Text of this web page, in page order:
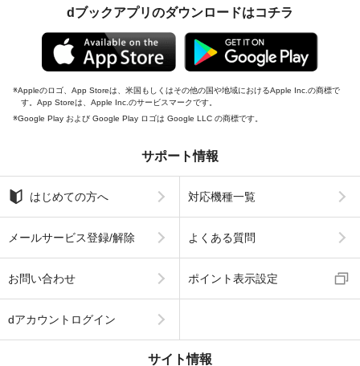
dブックアプリのダウンロードはコチラ
Appleのロゴ、App Storeは、米国もしくはその他の国や地域におけるApple Inc.の商標で
す。App Storeは、Apple Inc.のサービスマークです。
Google Play および Google Play ロゴは Google LLC の商標です。
サポート情報
はじめての方へ 対応機種一覧
メールサービス登録/解除 よくある質問
お問い合わせ ポイント表示設定
dアカウントログイン
サイト情報